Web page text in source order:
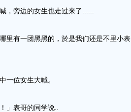
，旁边的女生也走过来了......
里有一团黑黑的，於是我们还是不里小表
一位女生大喊。
」表哥的同学说..